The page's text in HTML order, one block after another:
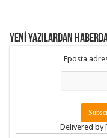
YENİ YAZILARDAN
Eposta
Delivered by